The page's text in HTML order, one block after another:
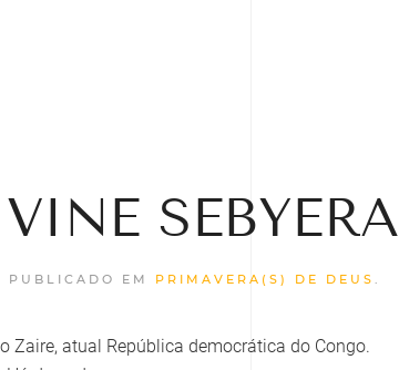
SEBYERA
. PUBLICADO EM PRIMAVERA(S) DE DEUS
Zaire, atual República democrática do Congo.